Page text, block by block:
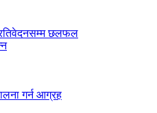
छलफल
गर्न आग्रह